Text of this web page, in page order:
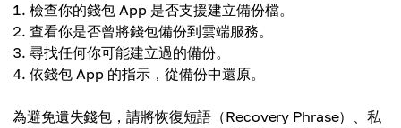
檢查你的錢包 App 是否支援建立備份檔。
查看你是否曾將錢包備份到雲端服務。
尋找任何你可能建立過的備份。
依錢包 App 的指示，從備份中還原。
為避免遺失錢包，請將恢復短語（Recovery Phrase）、私